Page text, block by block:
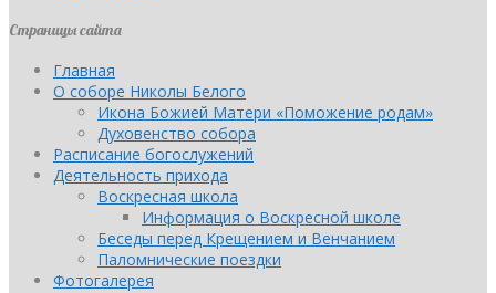
Страницы сайта
Главная
О соборе Николы Белого
Икона Божией Матери «Поможение родам»
Духовенство собора
Расписание богослужений
Деятельность прихода
Воскресная школа
Информация о Воскресной школе
Беседы перед Крещением и Венчанием
Паломнические поездки
Фотогалерея